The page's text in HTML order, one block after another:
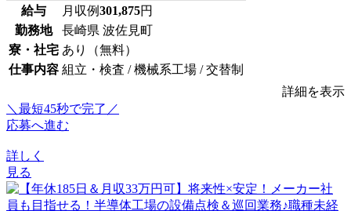
給与 月収例301,875円
勤務地
長崎県 波佐見町
寮・社宅 あり（無料）
仕事内容 組立・検査 / 機械系工場 / 交替制
詳細を表示
＼最短45秒で完了／
応募へ進む
詳しく
見る